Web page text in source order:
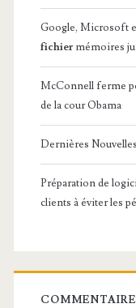
Google, Microsoft
fichier mémoires
McConnell ferme
de la cour Obama
Dernières
Préparation de
clients à éviter les